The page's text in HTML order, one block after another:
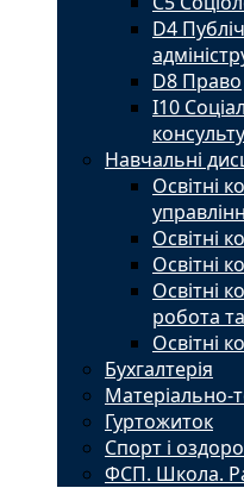
D4
D8 Право
I10
Навчальні
Освітні
Освітні
Освітні
Освітні
робота
Освітні
Бухгалтерія
Матеріально-
Гуртожиток
Спорт і
ФСП. Школа.